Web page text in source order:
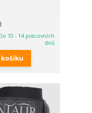
10 - 14 pracovních
dnů